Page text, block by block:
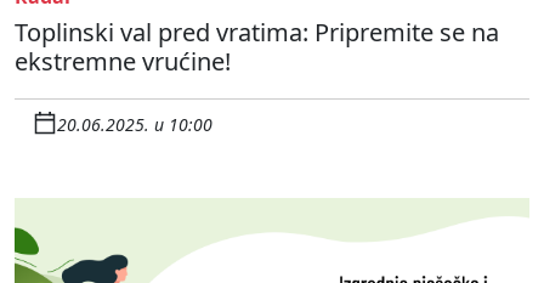
Toplinski val pred vratima: Pripremite se na
ekstremne vrućine!
20.06.2025. u 10:00